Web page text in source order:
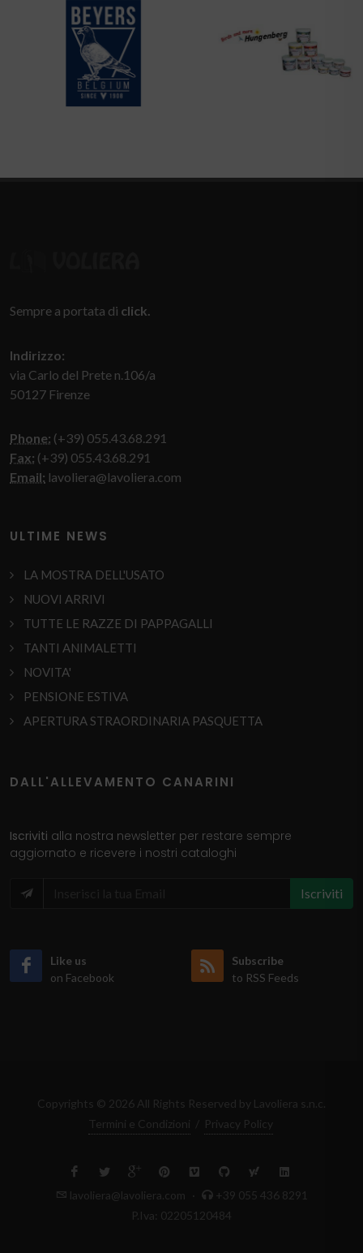
Sempre a portata di click.
Indirizzo:
via Carlo del Prete n.106/a
50127 Firenze
Phone: (+39) 055.43.68.291
Fax: (+39) 055.43.68.291
Email: lavoliera@lavoliera.com
ULTIME NEWS
LA MOSTRA DELL'USATO
NUOVI ARRIVI
TUTTE LE RAZZE DI PAPPAGALLI
TANTI ANIMALETTI
NOVITA'
PENSIONE ESTIVA
APERTURA STRAORDINARIA PASQUETTA
DALL'ALLEVAMENTO CANARINI
Iscriviti alla nostra newsletter per restare sempre
aggiornato e ricevere i nostri cataloghi
Iscriviti
Like us
on Facebook
Subscribe
to RSS Feeds
Copyrights © 2026 All Rights Reserved by Lavoliera s.n.c.
Termini e Condizioni
Privacy Policy
lavoliera@lavoliera.com
+39 055 436 8291
P.Iva: 02205120484